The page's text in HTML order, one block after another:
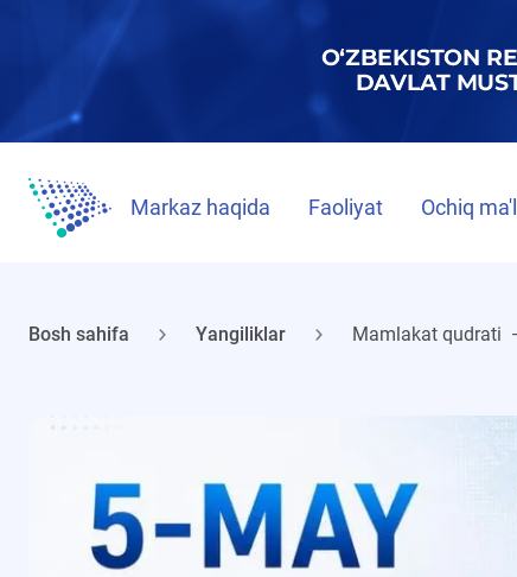
Markaz haqida Faoliyat Ochiq
Bosh sahifa Yangiliklar Mamlakat qudrati